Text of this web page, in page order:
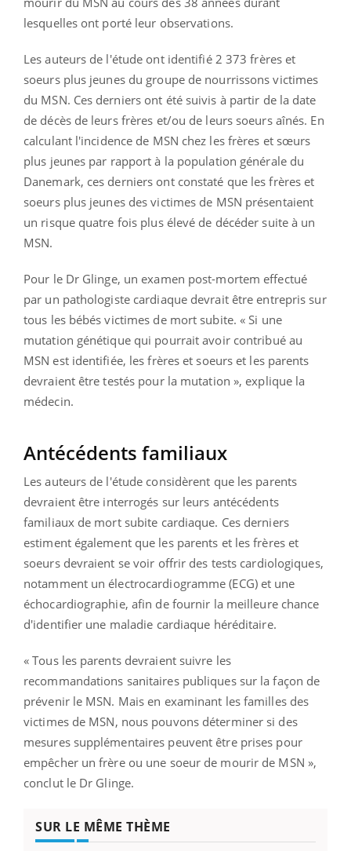
lesquelles ont porté leur observations.
Les auteurs de l'étude ont identifié 2 373 frères et
soeurs plus jeunes du groupe de nourrissons victimes
du MSN. Ces derniers ont été suivis à partir de la date
de décès de leurs frères et/ou de leurs soeurs aînés. En
calculant l'incidence de MSN chez les frères et sœurs
plus jeunes par rapport à la population générale du
Danemark, ces derniers ont constaté que les frères et
soeurs plus jeunes des victimes de MSN présentaient
un risque quatre fois plus élevé de décéder suite à un
MSN.
Pour le Dr Glinge, un examen post-mortem effectué
par un pathologiste cardiaque devrait être entrepris sur
tous les bébés victimes de mort subite. « Si une
mutation génétique qui pourrait avoir contribué au
MSN est identifiée, les frères et soeurs et les parents
devraient être testés pour la mutation », explique la
médecin.
Antécédents familiaux
Les auteurs de l'étude considèrent que les parents
devraient être interrogés sur leurs antécédents
familiaux de mort subite cardiaque. Ces derniers
estiment également que les parents et les frères et
soeurs devraient se voir offrir des tests cardiologiques,
notamment un électrocardiogramme (ECG) et une
échocardiographie, afin de fournir la meilleure chance
d'identifier une maladie cardiaque héréditaire.
« Tous les parents devraient suivre les
recommandations sanitaires publiques sur la façon de
prévenir le MSN. Mais en examinant les familles des
victimes de MSN, nous pouvons déterminer si des
mesures supplémentaires peuvent être prises pour
empêcher un frère ou une soeur de mourir de MSN »,
conclut le Dr Glinge.
SUR LE MÊME THÈME